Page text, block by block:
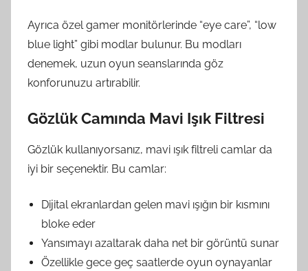
Ayrıca özel gamer monitörlerinde “eye care”, “low
blue light” gibi modlar bulunur. Bu modları
denemek, uzun oyun seanslarında göz
konforunuzu artırabilir.
Gözlük Camında Mavi Işık Filtresi
Gözlük kullanıyorsanız, mavi ışık filtreli camlar da
iyi bir seçenektir. Bu camlar:
Dijital ekranlardan gelen mavi ışığın bir kısmını
bloke eder
Yansımayı azaltarak daha net bir görüntü sunar
Özellikle gece geç saatlerde oyun oynayanlar